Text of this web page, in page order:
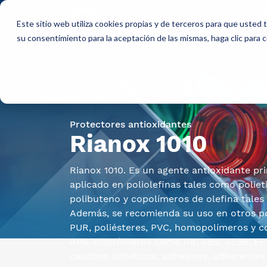
Este sitio web utiliza cookies propias y de terceros para que usted
su consentimiento para la aceptación de las mismas, haga clic para
Protectores antioxidantes
Rianox 1010
Rianox 1010. Es un agente antioxidante
aplicado en poliolefinas tales como
polibuteno y copolímeros de olefina tales
Además, se recomienda su uso en otros
PUR, poliésteres, PVC, homopolímeros y
ABS, elastómeros como IIR, SBS, SEBS,